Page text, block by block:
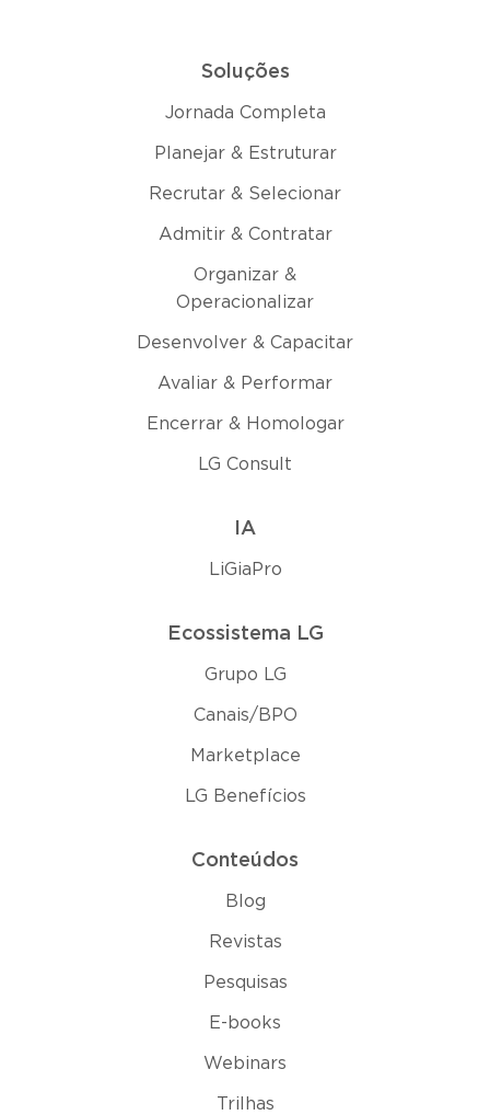
Soluções
Jornada Completa
Planejar & Estruturar
Recrutar & Selecionar
Admitir & Contratar
Organizar &
Operacionalizar
Desenvolver & Capacitar
Avaliar & Performar
Encerrar & Homologar
LG Consult
IA
LiGiaPro
Ecossistema LG
Grupo LG
Canais/BPO
Marketplace
LG Benefícios
Conteúdos
Blog
Revistas
Pesquisas
E-books
Webinars
Trilhas